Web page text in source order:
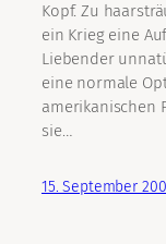
Kopf. Zu
ein Krieg eine
Liebender
eine normale
amerikanischen
sie…
15. September